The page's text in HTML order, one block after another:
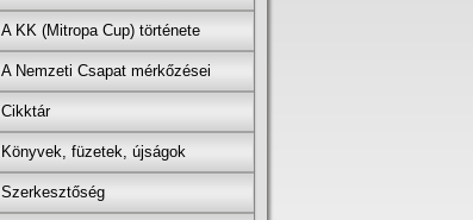
A KK (Mitropa Cup) története
A Nemzeti Csapat mérkőzései
Cikktár
Könyvek, füzetek, újságok
Szerkesztőség